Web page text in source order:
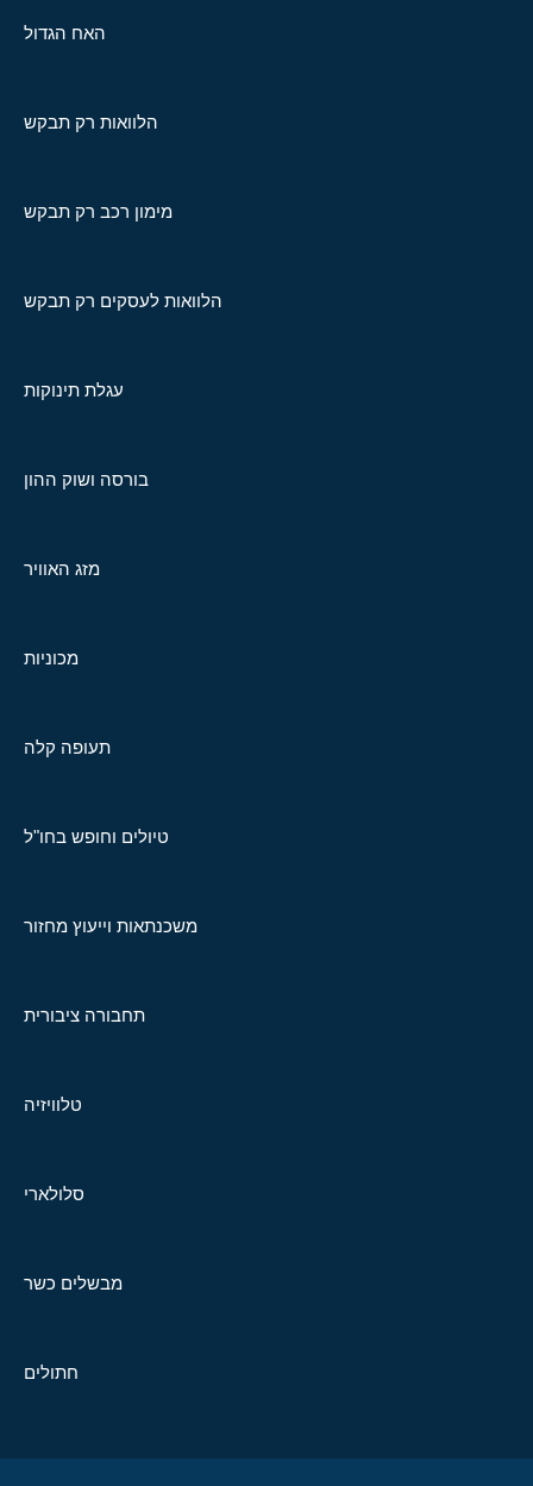
האח הגדול
הלוואות רק תבקש
מימון רכב רק תבקש
הלוואות לעסקים רק תבקש
עגלת תינוקות
בורסה ושוק ההון
מזג האוויר
מכוניות
תעופה קלה
טיולים וחופש בחו"ל
משכנתאות וייעוץ מחזור
תחבורה ציבורית
טלוויזיה
סלולארי
מבשלים כשר
חתולים